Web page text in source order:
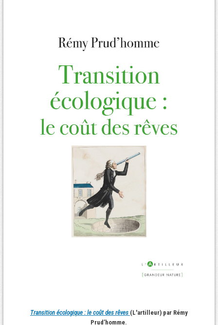
Transition écologique : le coût des rêves (L'artilleur) par Rémy
Prud’homme.